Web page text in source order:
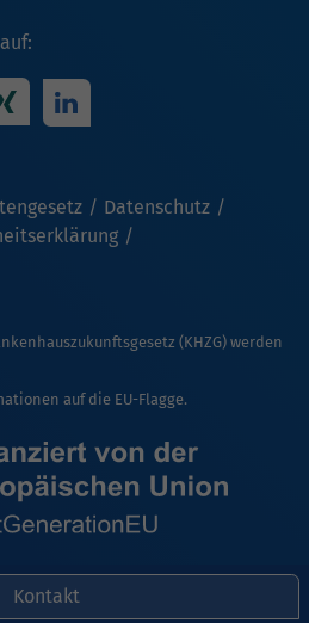
Kontakt
Datenschutz
(KHZG) werden
auf die EU-Flagge.